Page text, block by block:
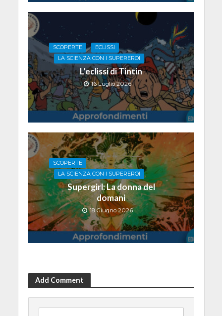
SCOPERTE
ECLISSI
LA SCIENZA CON I SUPEREROI
L’eclissi di Tintin
16 Luglio 2026
SCOPERTE
LA SCIENZA CON I SUPEREROI
Supergirl: La donna del
domani
18 Giugno 2026
Add Comment